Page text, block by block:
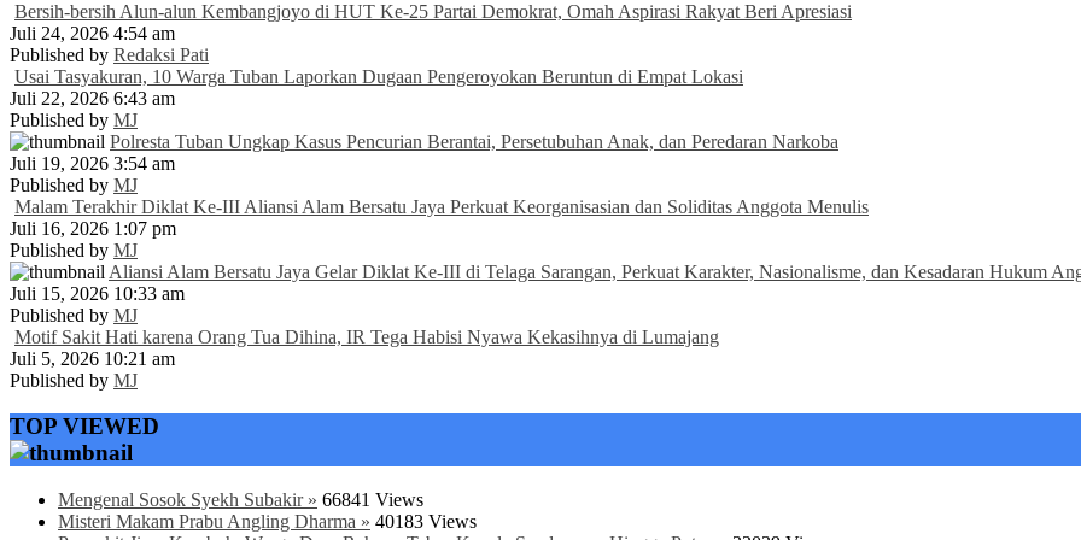
Bersih-bersih Alun-alun Kembangjoyo di HUT Ke-25 Partai Demokrat, Omah Aspirasi Rakyat Beri Apresiasi
Juli 24, 2026 4:54 am
Published by Redaksi Pati
Usai Tasyakuran, 10 Warga Tuban Laporkan Dugaan Pengeroyokan Beruntun di Empat Lokasi
Juli 22, 2026 6:43 am
Published by MJ
Polresta Tuban Ungkap Kasus Pencurian Berantai, Persetubuhan Anak, dan Peredaran Narkoba
Juli 19, 2026 3:54 am
Published by MJ
Malam Terakhir Diklat Ke-III Aliansi Alam Bersatu Jaya Perkuat Keorganisasian dan Soliditas Anggota Menulis
Juli 16, 2026 1:07 pm
Published by MJ
Aliansi Alam Bersatu Jaya Gelar Diklat Ke-III di Telaga Sarangan, Perkuat Karakter, Nasionalisme, dan Kesadaran Hukum
Juli 15, 2026 10:33 am
Published by MJ
Motif Sakit Hati karena Orang Tua Dihina, IR Tega Habisi Nyawa Kekasihnya di Lumajang
Juli 5, 2026 10:21 am
Published by MJ
TOP VIEWED
Mengenal Sosok Syekh Subakir » 66841 Views
Misteri Makam Prabu Angling Dharma » 40183 Views